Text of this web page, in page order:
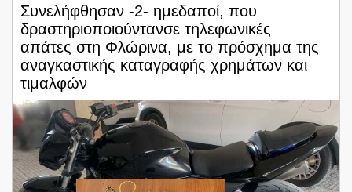
Συνελήφθησαν -2- ημεδαποί, που
δραστηριοποιούντανσε τηλεφωνικές
απάτες στη Φλώρινα, με το πρόσχημα της
αναγκαστικής καταγραφής χρημάτων και
τιμαλφών